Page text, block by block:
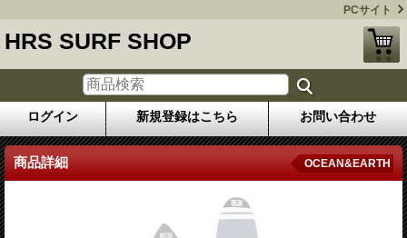
PCサイト
HRS SURF SHOP
ログイン 新規登録はこちら お問い合わせ
商品詳細 OCEAN&EARTH